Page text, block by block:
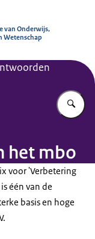
van Onderwijs,
Wetenschap
het mbo
voor 'Verbetering
één van de
basis en hoge